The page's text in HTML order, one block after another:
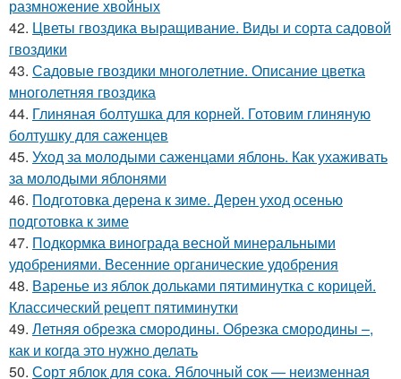
размножение хвойных
42. Цветы гвоздика выращивание. Виды и сорта садовой
гвоздики
43. Садовые гвоздики многолетние. Описание цветка
многолетняя гвоздика
44. Глиняная болтушка для корней. Готовим глиняную
болтушку для саженцев
45. Уход за молодыми саженцами яблонь. Как ухаживать
за молодыми яблонями
46. Подготовка дерена к зиме. Дерен уход осенью
подготовка к зиме
47. Подкормка винограда весной минеральными
удобрениями. Весенние органические удобрения
48. Варенье из яблок дольками пятиминутка с корицей.
Классический рецепт пятиминутки
49. Летняя обрезка смородины. Обрезка смородины –,
как и когда это нужно делать
50. Сорт яблок для сока. Яблочный сок — неизменная